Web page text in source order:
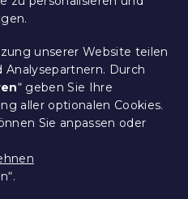
unserer Website teilen
Durch
“ geben Sie Ihre
aller optionalen Cookies.
Sie anpassen oder